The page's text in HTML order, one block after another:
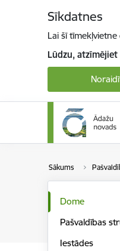
Sīkdatnes
Lai šī
Lūdzu, atzīmējiet
Sākums
Dome
Pašvaldības
Iestādes